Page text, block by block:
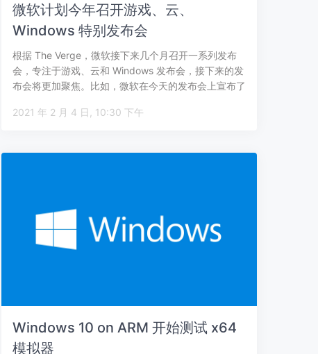
微软计划今年召开游戏、云、
Windows 特别发布会
根据 The Verge，微软接下来几个月召开一系列发布
会，专注于游戏、云和 Windows 发布会，接下来的发
布会将更加聚焦。比如，微软在今天的发布会上宣布了
2021 年 2 月 4 日, 10:30 下午
Windows 10 on ARM 开始测试 x64
模拟器